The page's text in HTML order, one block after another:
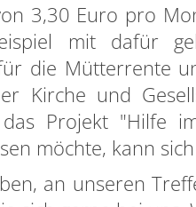
3,30 Euro pro
mit dafür
die Mütterrente
Kirche und
Projekt "Hilfe
möchte, kann
an unseren